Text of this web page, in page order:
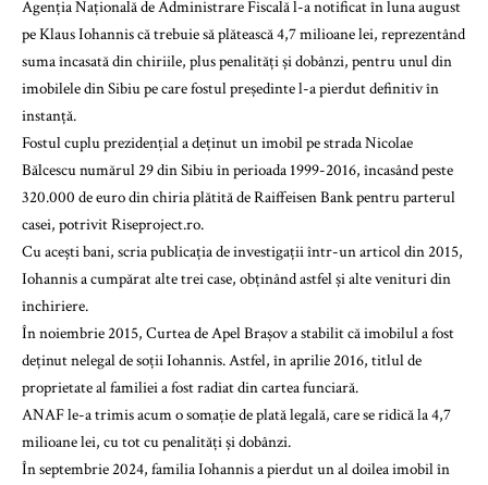
Agenția Națională de Administrare Fiscală l-a notificat în luna august
pe Klaus Iohannis că trebuie să plătească 4,7 milioane lei, reprezentând
suma încasată din chiriile, plus penalități și dobânzi, pentru unul din
imobilele din Sibiu pe care fostul președinte l-a pierdut definitiv în
instanță.
Fostul cuplu prezidențial a deținut un imobil pe strada Nicolae
Bălcescu numărul 29 din Sibiu în perioada 1999-2016, încasând peste
320.000 de euro din chiria plătită de Raiffeisen Bank pentru parterul
casei, potrivit Riseproject.ro.
Cu acești bani, scria publicația de investigații într-un articol din 2015,
Iohannis a cumpărat alte trei case, obținând astfel și alte venituri din
închiriere.
În noiembrie 2015, Curtea de Apel Brașov a stabilit că imobilul a fost
deținut nelegal de soții Iohannis. Astfel, în aprilie 2016, titlul de
proprietate al familiei a fost radiat din cartea funciară.
ANAF le-a trimis acum o somație de plată legală, care se ridică la 4,7
milioane lei, cu tot cu penalități și dobânzi.
În septembrie 2024, familia Iohannis a pierdut un al doilea imobil în